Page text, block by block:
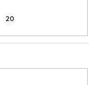
20